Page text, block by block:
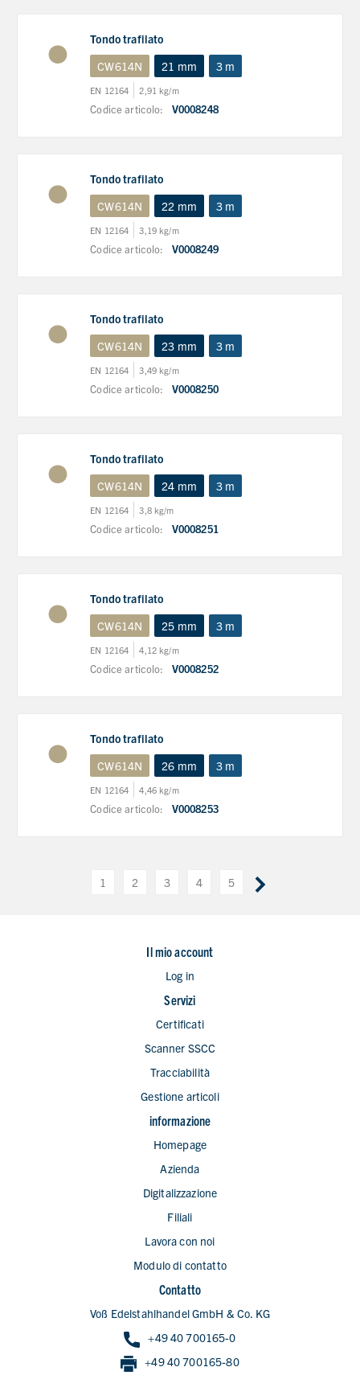
Tondo trafilato
CW614N
21 mm 3 m
EN 12164 2,91 kg/m
Codice articolo: V0008248
Tondo trafilato
CW614N
22 mm 3 m
EN 12164 3,19 kg/m
Codice articolo: V0008249
Tondo trafilato
CW614N
23 mm 3 m
EN 12164 3,49 kg/m
Codice articolo: V0008250
Tondo trafilato
CW614N
24 mm 3 m
EN 12164 3,8 kg/m
Codice articolo: V0008251
Tondo trafilato
CW614N
25 mm 3 m
EN 12164 4,12 kg/m
Codice articolo: V0008252
Tondo trafilato
CW614N
26 mm 3 m
EN 12164 4,46 kg/m
Codice articolo: V0008253
1 2 3 4 5
Il mio account
Log in
Servizi
Certificati
Scanner SSCC
Tracciabilità
Gestione articoli
informazione
Homepage
Azienda
Digitalizzazione
Filiali
Lavora con noi
Modulo di contatto
Contatto
Voß Edelstahlhandel GmbH & Co. KG
+49 40 700165-0
+49 40 700165-80